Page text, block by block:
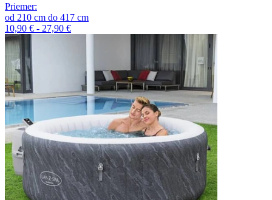
Priemer:
od 210 cm do 417 cm
10,90 € - 27,90 €